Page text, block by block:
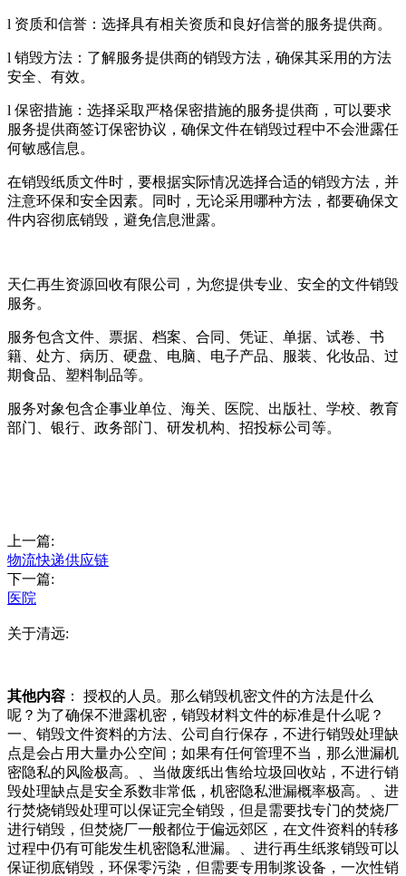
l 资质和信誉：选择具有相关资质和良好信誉的服务提供商。
l 销毁方法：了解服务提供商的销毁方法，确保其采用的方法
安全、有效。
l 保密措施：选择采取严格保密措施的服务提供商，可以要求
服务提供商签订保密协议，确保文件在销毁过程中不会泄露任
何敏感信息。
在销毁纸质文件时，要根据实际情况选择合适的销毁方法，并
注意环保和安全因素。同时，无论采用哪种方法，都要确保文
件内容彻底销毁，避免信息泄露。
天仁再生资源回收有限公司，为您提供专业、安全的文件销毁
服务。
服务包含文件、票据、档案、合同、凭证、单据、试卷、书
籍、处方、病历、硬盘、电脑、电子产品、服装、化妆品、过
期食品、塑料制品等。
服务对象包含企事业单位、海关、医院、出版社、学校、教育
部门、银行、政务部门、研发机构、招投标公司等。
上一篇:
物流快递供应链
下一篇:
医院
关于清远:
其他内容 ： 授权的人员。那么销毁机密文件的方法是什么
呢？为了确保不泄露机密，销毁材料文件的标准是什么呢？
一、销毁文件资料的方法、公司自行保存，不进行销毁处理缺
点是会占用大量办公空间；如果有任何管理不当，那么泄漏机
密隐私的风险极高。、当做废纸出售给垃圾回收站，不进行销
毁处理缺点是安全系数非常低，机密隐私泄漏概率极高。、进
行焚烧销毁处理可以保证完全销毁，但是需要找专门的焚烧厂
进行销毁，但焚烧厂一般都位于偏远郊区，在文件资料的转移
过程中仍有可能发生机密隐私泄漏。、进行再生纸浆销毁可以
保证彻底销毁，环保零污染，但需要专用制浆设备，一次性销